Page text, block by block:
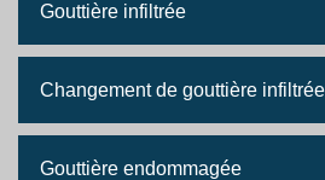
Gouttière infiltrée
Changement de gouttière infiltrée
Gouttière endommagée